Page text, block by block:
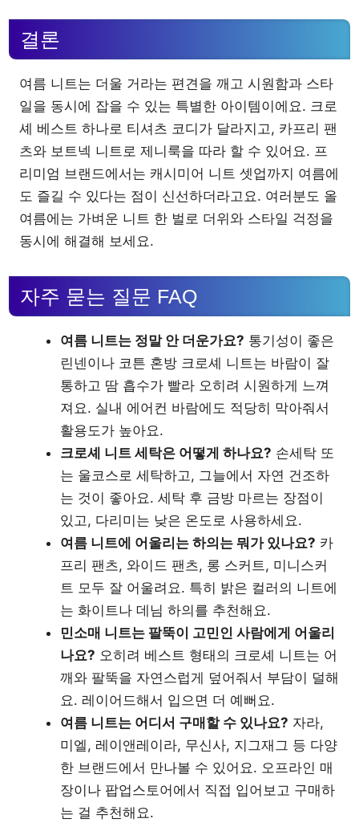
결론
여름 니트는 더울 거라는 편견을 깨고 시원함과 스타
일을 동시에 잡을 수 있는 특별한 아이템이에요. 크로
셰 베스트 하나로 티셔츠 코디가 달라지고, 카프리 팬
츠와 보트넥 니트로 제니룩을 따라 할 수 있어요. 프
리미엄 브랜드에서는 캐시미어 니트 셋업까지 여름에
도 즐길 수 있다는 점이 신선하더라고요. 여러분도 올
여름에는 가벼운 니트 한 벌로 더위와 스타일 걱정을
동시에 해결해 보세요.
자주 묻는 질문 FAQ
여름 니트는 정말 안 더운가요? 통기성이 좋은
린넨이나 코튼 혼방 크로셰 니트는 바람이 잘
통하고 땀 흡수가 빨라 오히려 시원하게 느껴
져요. 실내 에어컨 바람에도 적당히 막아줘서
활용도가 높아요.
크로셰 니트 세탁은 어떻게 하나요? 손세탁 또
는 울코스로 세탁하고, 그늘에서 자연 건조하
는 것이 좋아요. 세탁 후 금방 마르는 장점이
있고, 다리미는 낮은 온도로 사용하세요.
여름 니트에 어울리는 하의는 뭐가 있나요? 카
프리 팬츠, 와이드 팬츠, 롱 스커트, 미니스커
트 모두 잘 어울려요. 특히 밝은 컬러의 니트에
는 화이트나 데님 하의를 추천해요.
민소매 니트는 팔뚝이 고민인 사람에게 어울리
나요? 오히려 베스트 형태의 크로셰 니트는 어
깨와 팔뚝을 자연스럽게 덮어줘서 부담이 덜해
요. 레이어드해서 입으면 더 예뻐요.
여름 니트는 어디서 구매할 수 있나요? 자라,
미엘, 레이앤레이라, 무신사, 지그재그 등 다양
한 브랜드에서 만나볼 수 있어요. 오프라인 매
장이나 팝업스토어에서 직접 입어보고 구매하
는 걸 추천해요.